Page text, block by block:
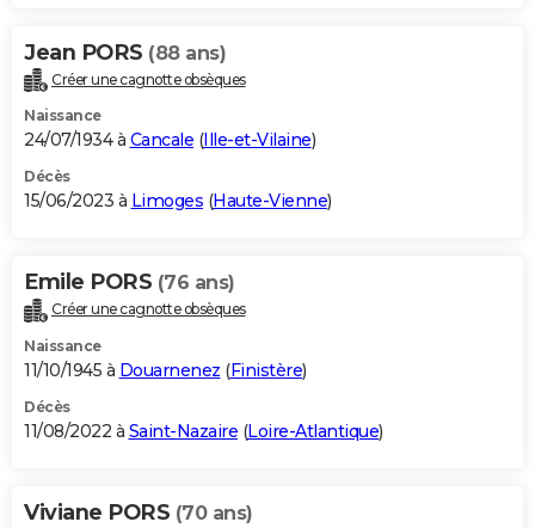
Jean PORS (88 ans)
Créer une cagnotte obsèques
Naissance
24/07/1934 à Cancale (Ille-et-Vilaine)
Décès
15/06/2023 à Limoges (Haute-Vienne)
Emile PORS (76 ans)
Créer une cagnotte obsèques
Naissance
11/10/1945 à Douarnenez (Finistère)
Décès
11/08/2022 à Saint-Nazaire (Loire-Atlantique)
Viviane PORS (70 ans)